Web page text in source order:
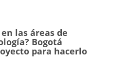
las áreas de
Bogotá
para hacerlo